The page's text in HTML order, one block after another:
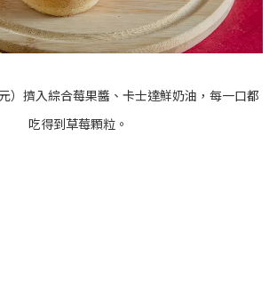
）擠入綜合莓果醬、卡士達鮮奶油，每一口都
吃得到草莓顆粒。